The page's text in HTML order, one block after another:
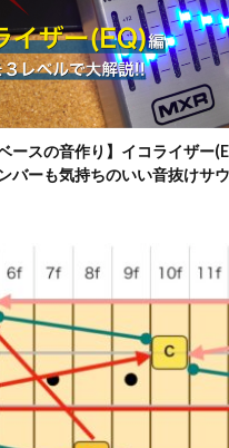
ベースの音作り】イコライザー
バーも気持ちのいい音抜けサ